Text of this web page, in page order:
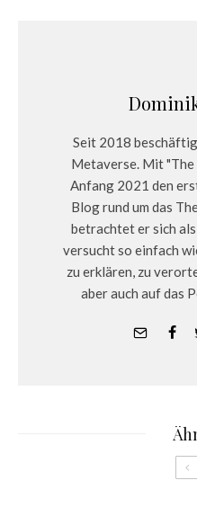
Seit 2018
Metaverse. Mit
Anfang 2021 den
Blog rund um das
betrachtet er sich
versucht so einfach
zu erklären, zu
aber auch auf das